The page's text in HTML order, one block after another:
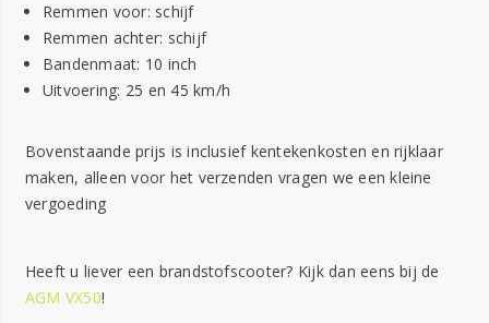
Remmen voor: schijf
Remmen achter: schijf
Bandenmaat: 10 inch
Uitvoering: 25 en 45 km/h
Bovenstaande prijs is inclusief kentekenkosten en rijklaar
maken, alleen voor het verzenden vragen we een kleine
vergoeding
Heeft u liever een brandstofscooter? Kijk dan eens bij de
AGM VX50!